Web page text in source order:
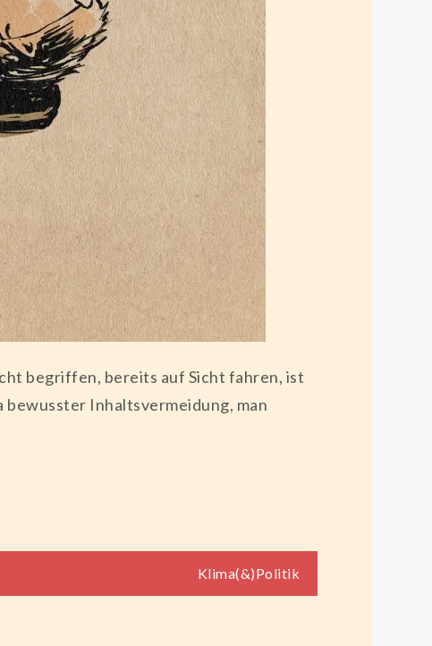
begriffen, bereits auf Sicht fahren, ist
Inhaltsvermeidung, man
Klima(&)Politik